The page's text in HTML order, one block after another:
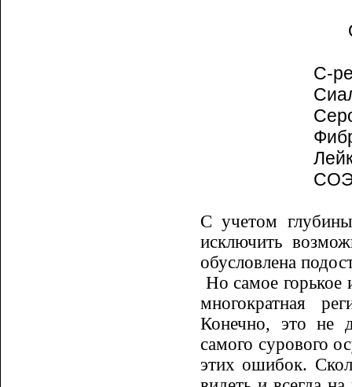
С-
СОЭ
С учетом
исключить
обусловлена
Но самое горькое
многократ­ная
Конечно, это не
самого сурового
этих ошибок.